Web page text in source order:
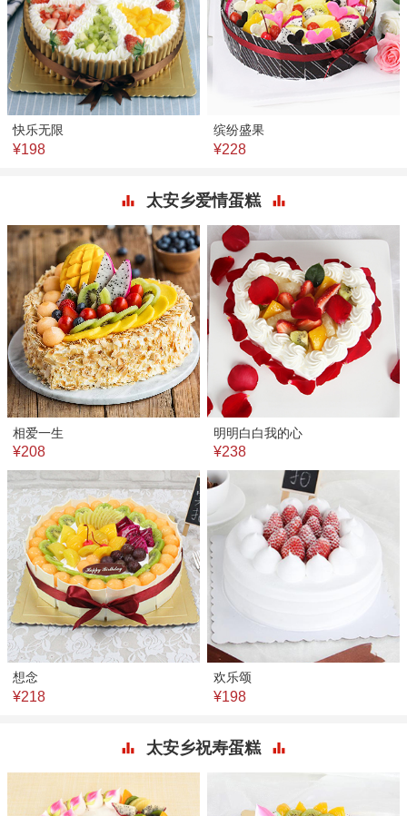
快乐无限
¥198
缤纷盛果
¥228
太安乡爱情蛋糕
相爱一生
¥208
明明白白我的心
¥238
想念
¥218
欢乐颂
¥198
太安乡祝寿蛋糕